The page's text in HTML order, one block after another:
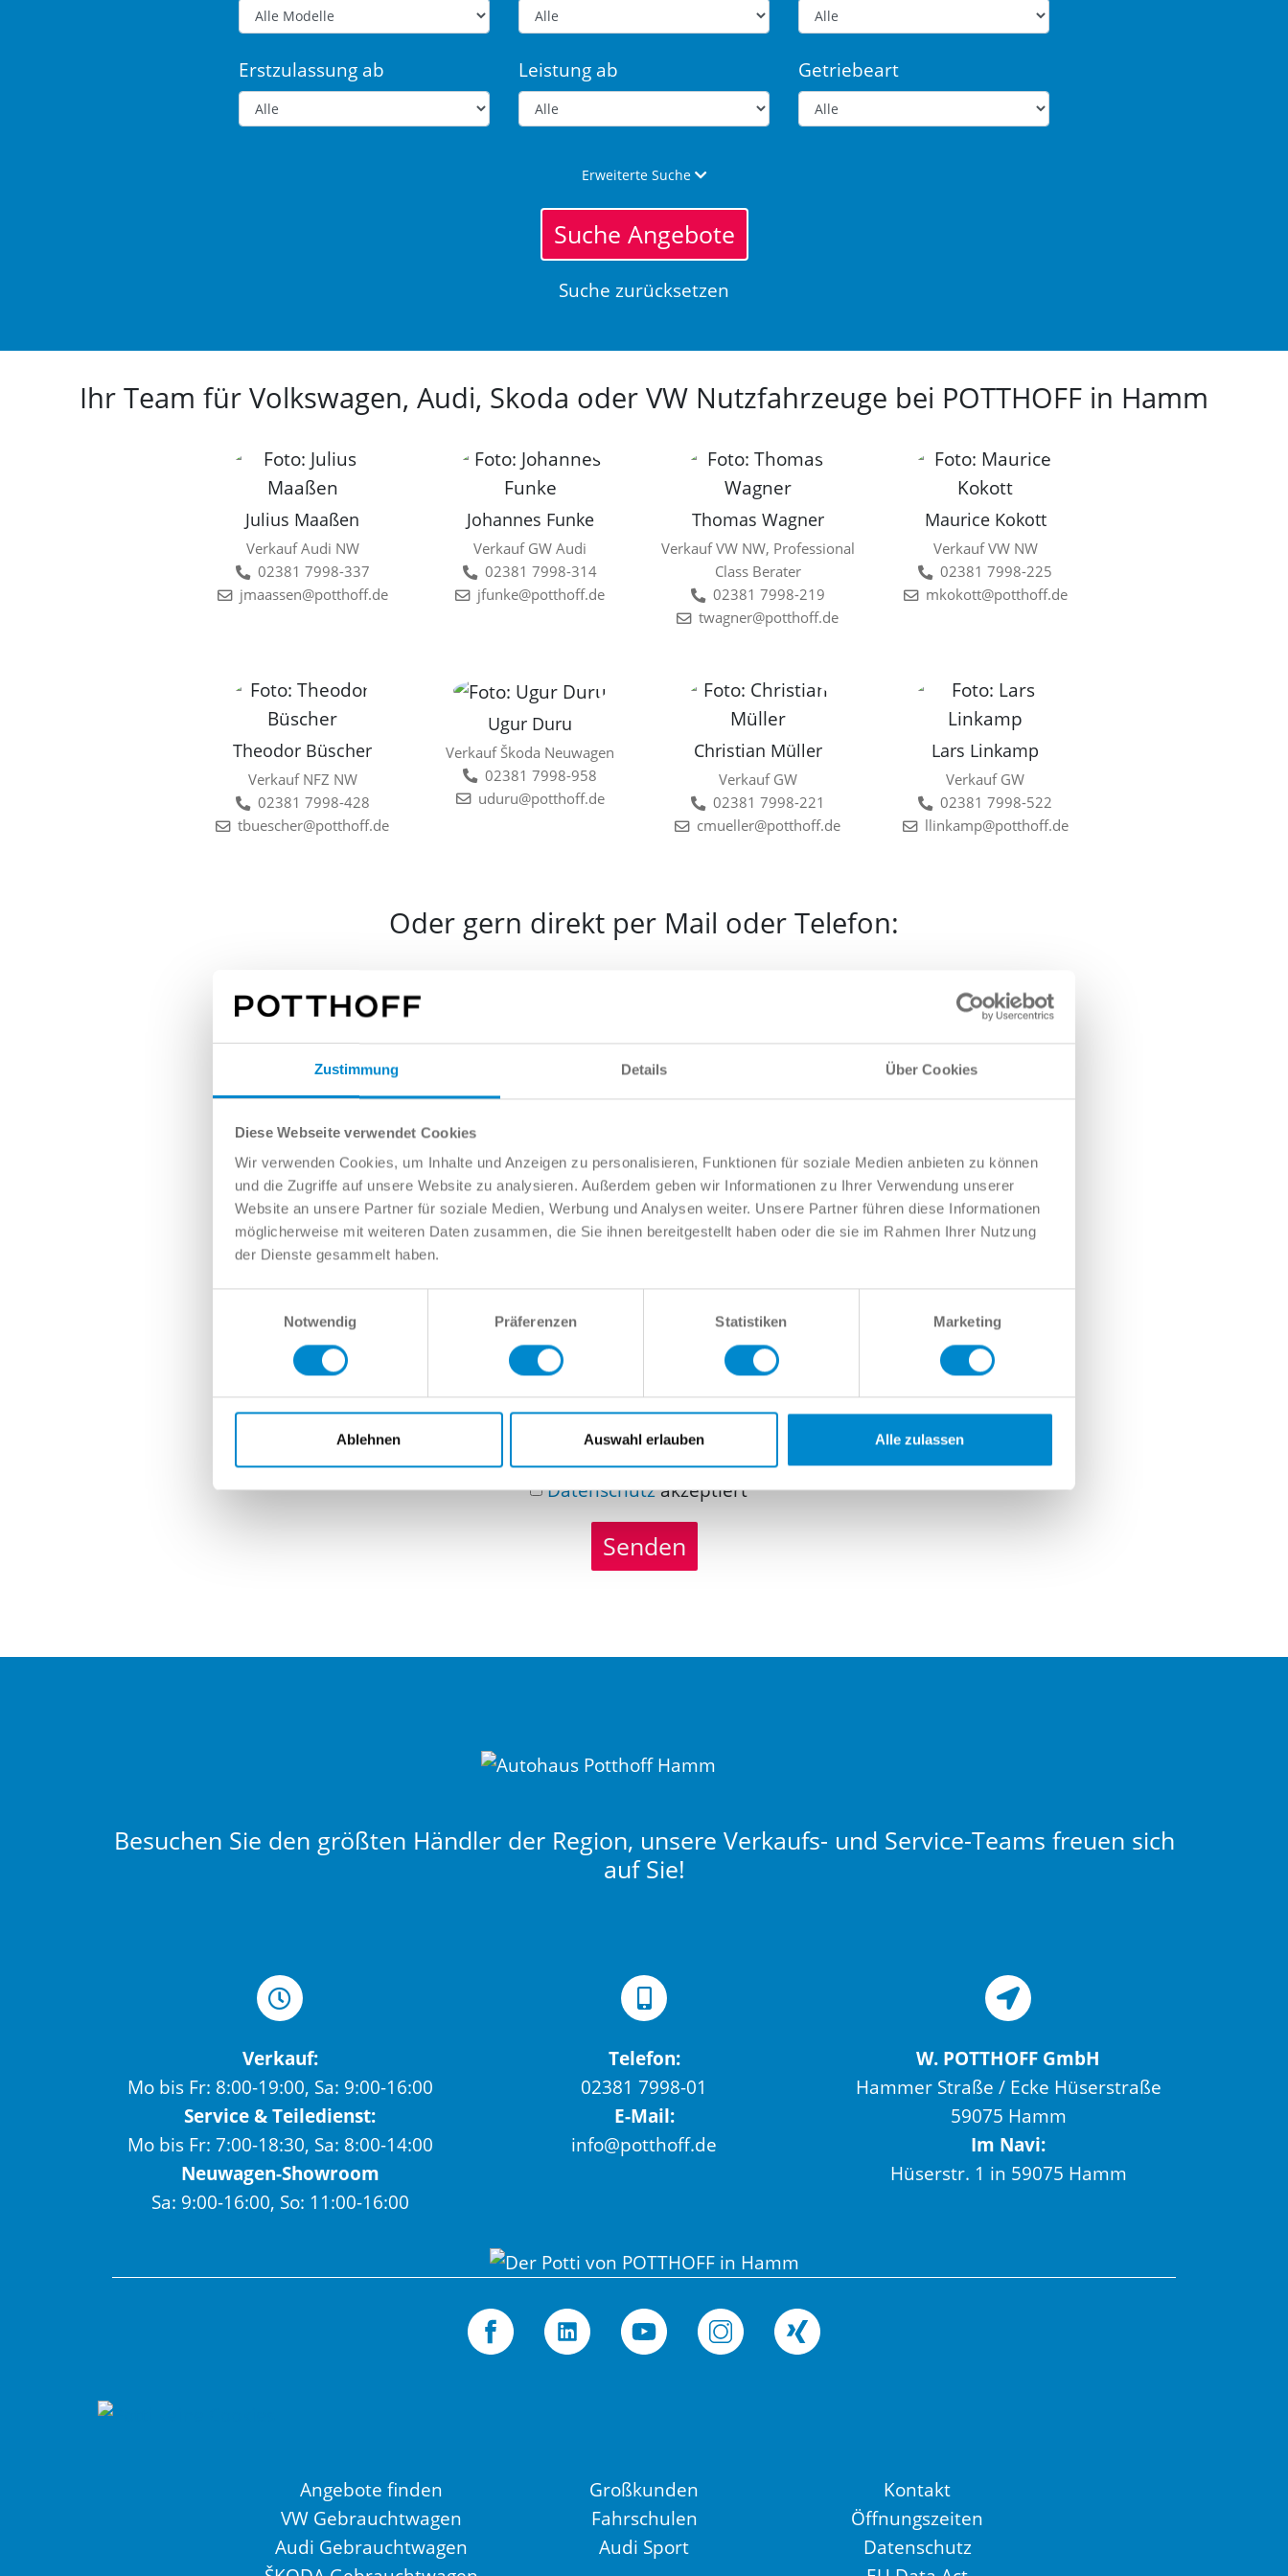
Zustimmung Details Über Cookies
Diese Webseite verwendet Cookies
Wir verwenden Cookies, um Inhalte und Anzeigen zu personalisieren, Funktionen für soziale Medien anbieten zu können
und die Zugriffe auf unsere Website zu analysieren. Außerdem geben wir Informationen zu Ihrer Verwendung unserer
Website an unsere Partner für soziale Medien, Werbung und Analysen weiter. Unsere Partner führen diese Informationen
möglicherweise mit weiteren Daten zusammen, die Sie ihnen bereitgestellt haben oder die sie im Rahmen Ihrer Nutzung
der Dienste gesammelt haben.
Notwendig
Präferenzen Statistiken Marketing
Ablehnen Auswahl erlauben Alle zulassen
Erstzulassung ab Leistung ab Getriebeart
Erweiterte Suche
Suche Angebote
Suche zurücksetzen
Ihr Team für Volkswagen, Audi, Skoda oder VW Nutzfahrzeuge bei POTTHOFF in Hamm
Julius Maaßen
Verkauf Audi NW
02381 7998-337
jmaassen@potthoff.de
Johannes Funke
Verkauf GW Audi
02381 7998-314
jfunke@potthoff.de
Thomas Wagner
Verkauf VW NW, Professional
Class Berater
02381 7998-219
twagner@potthoff.de
Maurice Kokott
Verkauf VW NW
02381 7998-225
mkokott@potthoff.de
Theodor Büscher
Verkauf NFZ NW
02381 7998-428
tbuescher@potthoff.de
Ugur Duru
Verkauf Škoda Neuwagen
02381 7998-958
uduru@potthoff.de
Christian Müller
Verkauf GW
02381 7998-221
cmueller@potthoff.de
Lars Linkamp
Verkauf GW
02381 7998-522
llinkamp@potthoff.de
Oder gern direkt per Mail oder Telefon:
Name
E-Mail
Telefonnummer
Nachricht
Datenschutzakzeptiert
Senden
Besuchen Sie den größten Händler der Region, unsere Verkaufs- und Service-Teams freuen sich
auf Sie!
Verkauf:
Mo bis Fr: 8:00-19:00, Sa: 9:00-16:00
Service & Teiledienst:
Mo bis Fr: 7:00-18:30, Sa: 8:00-14:00
Neuwagen-Showroom
Sa: 9:00-16:00, So: 11:00-16:00
Telefon:
02381 7998-01
E-Mail:
info@potthoff.de
W. POTTHOFF GmbH
Hammer Straße / Ecke Hüserstraße
59075 Hamm
Im Navi:
Hüserstr. 1 in 59075 Hamm
Angebote finden
VW Gebrauchtwagen
Audi Gebrauchtwagen
Großkunden
Fahrschulen
Audi Sport
Kontakt
Öffnungszeiten
Datenschutz